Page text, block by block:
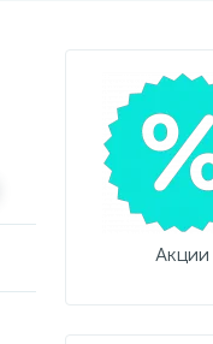
Акции